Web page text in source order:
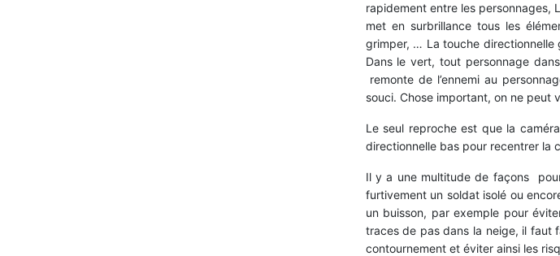
rapidement entre les personnages,
met en surbrillance tous les
grimper, … La touche directionnelle
Dans le vert, tout personnage
remonte de l’ennemi au
souci. Chose important, on ne peut
Le seul reproche est que la
directionnelle bas pour recentrer la
Il y a une multitude de façons
furtivement un soldat isolé ou
un buisson, par exemple pour
traces de pas dans la neige, il faut
contournement et éviter ainsi les